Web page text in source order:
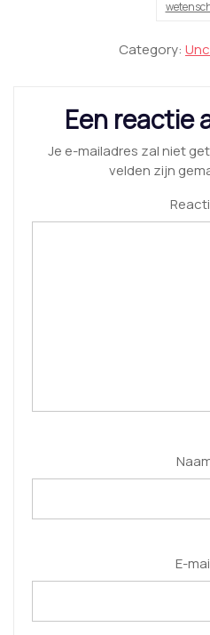
Category:
Een reactie
Je e-mailadres zal niet
velden zijn
E-